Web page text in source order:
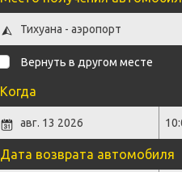
Вернуть в другом месте
Когда
Дата возврата автомобиля